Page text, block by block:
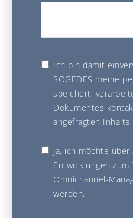
Ich bin damit
SOGEDES meine
speichert,
Dokumentes
angefragten
Ja, ich möchte über
Entwicklungen zum
Omnichannel-
werden.